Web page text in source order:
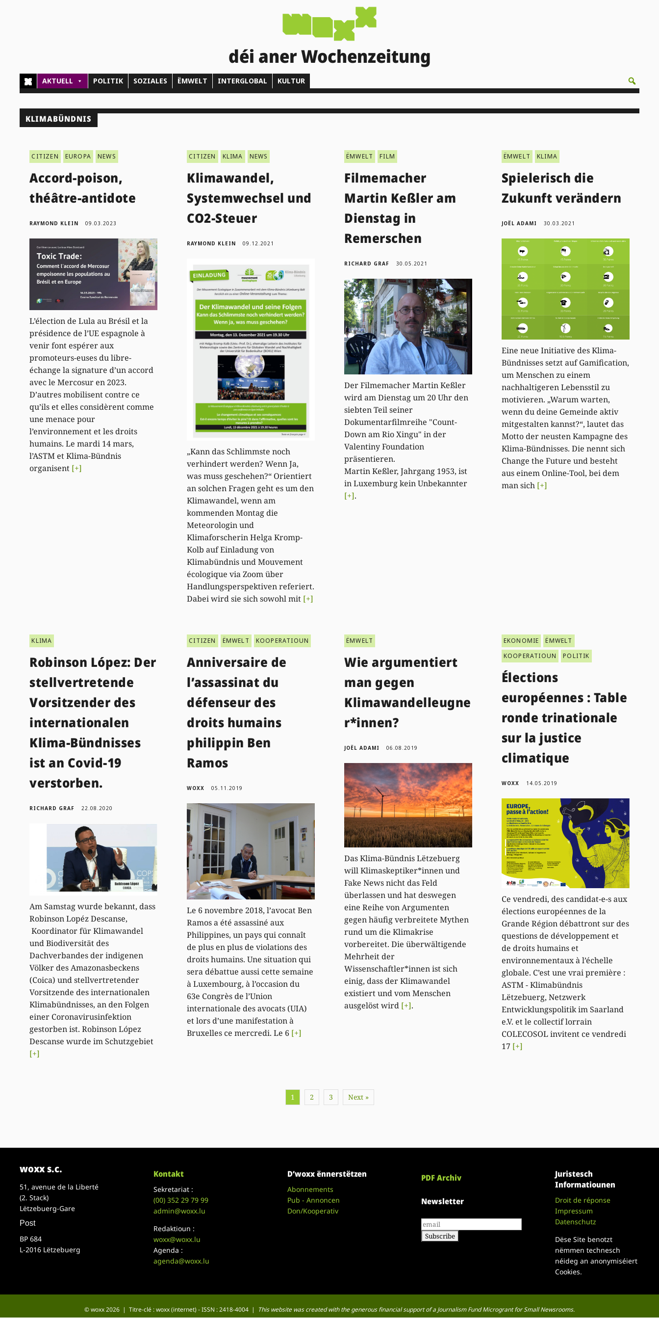
déi aner Wochenzeitung
AKTUELL POLITIK SOZIALES ËMWELT INTERGLOBAL KULTUR
KLIMABÜNDNIS
CITIZEN EUROPA NEWS
Accord-poison,
théâtre-antidote
RAYMOND KLEIN 09.03.2023
L’élection de Lula au Brésil et la
présidence de l’UE espagnole à
venir font espérer aux
promoteurs-euses du libre-
échange la signature d’un accord
avec le Mercosur en 2023.
D’autres mobilisent contre ce
qu’ils et elles considèrent comme
une menace pour
l’environnement et les droits
humains. Le mardi 14 mars,
l’ASTM et Klima-Bündnis
organisent [+]
CITIZEN KLIMA NEWS
Klimawandel,
Systemwechsel und
CO2-Steuer
RAYMOND KLEIN 09.12.2021
„Kann das Schlimmste noch
verhindert werden? Wenn Ja,
was muss geschehen?“ Orientiert
an solchen Fragen geht es um den
Klimawandel, wenn am
kommenden Montag die
Meteorologin und
Klimaforscherin Helga Kromp-
Kolb auf Einladung von
Klimabündnis und Mouvement
écologique via Zoom über
Handlungsperspektiven referiert.
Dabei wird sie sich sowohl mit [+]
ËMWELT FILM
Filmemacher
Martin Keßler am
Dienstag in
Remerschen
RICHARD GRAF 30.05.2021
Der Filmemacher Martin Keßler
wird am Dienstag um 20 Uhr den
siebten Teil seiner
Dokumentarfilmreihe "Count-
Down am Rio Xingu" in der
Valentiny Foundation
präsentieren.
Martin Keßler, Jahrgang 1953, ist
in Luxemburg kein Unbekannter
[+].
ËMWELT KLIMA
Spielerisch die
Zukunft verändern
JOËL ADAMI 30.03.2021
Eine neue Initiative des Klima-
Bündnisses setzt auf Gamification,
um Menschen zu einem
nachhaltigeren Lebensstil zu
motivieren. „Warum warten,
wenn du deine Gemeinde aktiv
mitgestalten kannst?“, lautet das
Motto der neusten Kampagne des
Klima-Bündnisses. Die nennt sich
Change the Future und besteht
aus einem Online-Tool, bei dem
man sich [+]
KLIMA
Robinson López: Der
stellvertretende
Vorsitzender des
internationalen
Klima-Bündnisses
ist an Covid-19
verstorben.
RICHARD GRAF 22.08.2020
Am Samstag wurde bekannt, dass
Robinson Lopéz Descanse,
Koordinator für Klimawandel
und Biodiversität des
Dachverbandes der indigenen
Völker des Amazonasbeckens
(Coica) und stellvertretender
Vorsitzende des internationalen
Klimabündnisses, an den Folgen
einer Coronavirusinfektion
gestorben ist. Robinson López
Descanse wurde im Schutzgebiet
[+]
CITIZEN ËMWELT KOOPERATIOUN
Anniversaire de
l’assassinat du
défenseur des
droits humains
philippin Ben
Ramos
WOXX 05.11.2019
Le 6 novembre 2018, l’avocat Ben
Ramos a été assassiné aux
Philippines, un pays qui connaît
de plus en plus de violations des
droits humains. Une situation qui
sera débattue aussi cette semaine
à Luxembourg, à l’occasion du
63e Congrès de l’Union
internationale des avocats (UIA)
et lors d’une manifestation à
Bruxelles ce mercredi. Le 6 [+]
ËMWELT
Wie argumentiert
man gegen
Klimawandelleugne
r*innen?
JOËL ADAMI 06.08.2019
Das Klima-Bündnis Lëtzebuerg
will Klimaskeptiker*innen und
Fake News nicht das Feld
überlassen und hat deswegen
eine Reihe von Argumenten
gegen häufig verbreitete Mythen
rund um die Klimakrise
vorbereitet. Die überwältigende
Mehrheit der
Wissenschaftler*innen ist sich
einig, dass der Klimawandel
existiert und vom Menschen
ausgelöst wird [+].
EKONOMIE
ËMWELT
KOOPERATIOUN
POLITIK
Élections
européennes : Table
ronde trinationale
sur la justice
climatique
WOXX 14.05.2019
Ce vendredi, des candidat-e-s aux
élections européennes de la
Grande Région débattront sur des
questions de développement et
de droits humains et
environnementaux à l’échelle
globale. C’est une vrai première :
ASTM - Klimabündnis
Lëtzebuerg, Netzwerk
Entwicklungspolitik im Saarland
e.V. et le collectif lorrain
COLECOSOL invitent ce vendredi
17 [+]
1 2 3 Next »
woxx s.c.
51, avenue de la Liberté
(2. Stack)
Lëtzebuerg-Gare
Post
BP 684
L-2016 Lëtzebuerg
Kontakt
Sekretariat :
(00)352 29 79 99
admin@woxx.lu
Redaktioun :
woxx@woxx.lu
Agenda :
agenda@woxx.lu
D’woxx ënnerstëtzen
Abonnements
Pub - Annoncen
Don/Kooperativ
PDF Archiv
Newsletter
Juristesch
Informatiounen
Droit de réponse
Impressum
Datenschutz
Dëse Site benotzt
nëmmen technesch
néideg an anonymiséiert
Cookies.
© woxx 2026 | Titre-clé : woxx (internet) - ISSN : 2418-4004 | This website was created with the generous financial support of a Journalism Fund Microgrant for Small Newsrooms.